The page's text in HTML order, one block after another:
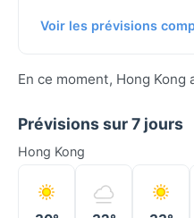
Voir les prévisions
En ce moment, Hong Kong
Prévisions sur 7 jours
Hong Kong